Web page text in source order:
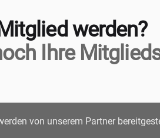
werden?
Ihre
von unserem Partner